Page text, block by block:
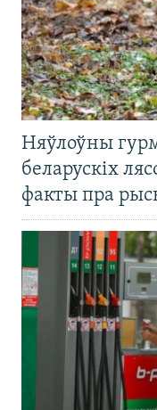
Няўлоўны
беларускіх
факты пра